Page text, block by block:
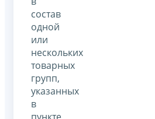
состав
одной
или
нескольких
товарных
групп,
указанных
в